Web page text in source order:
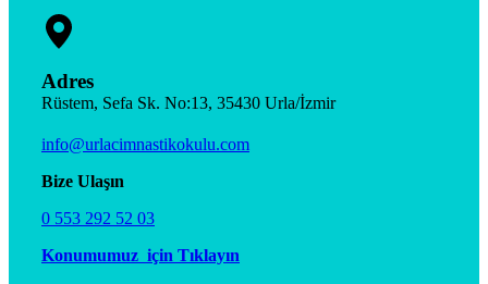
Adres
Rüstem, Sefa Sk. No:13, 35430 Urla/İzmir
info@urlacimnastikokulu.com
Bize Ulaşın
0 553 292 52 03
Konumumuz için Tıklayın